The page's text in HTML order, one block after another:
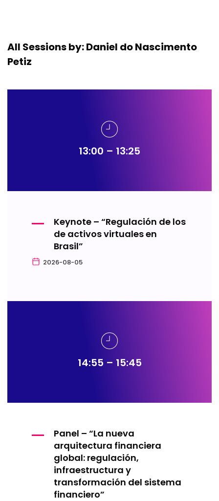
All Sessions by: Daniel do Nascimento
Petiz
13:00 – 13:25
Keynote – “Regulación de los
de activos virtuales en
Brasil”
2026-08-05
14:55 – 15:45
Panel – “La nueva
arquitectura financiera
global: regulación,
infraestructura y
transformación del sistema
financiero”